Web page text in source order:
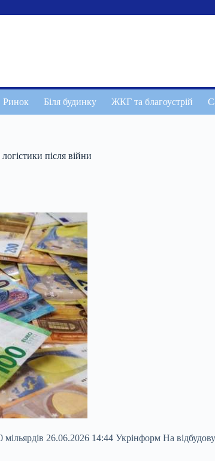
Ринок Біля будинку ЖКГ та благоустрій
після війни
26.06.2026 14:44 Укрінформ На